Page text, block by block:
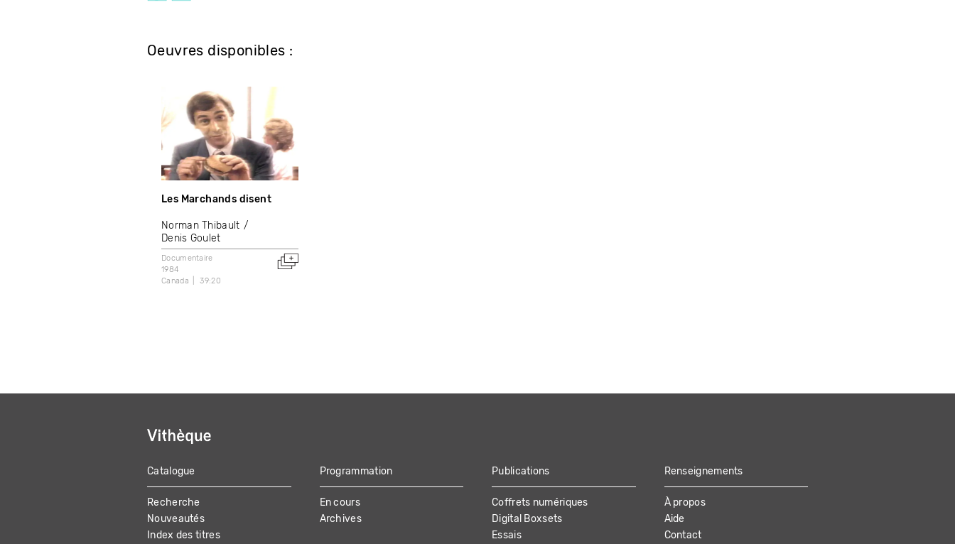
Oeuvres disponibles :
Les Marchands disent
Norman Thibault
Denis Goulet
Documentaire
1984
Canada
39:20
MAIN
NAVIGATION
Catalogue
Recherche
Nouveautés
Index des titres
Programmation
En cours
Archives
Publications
Coffrets numériques
Digital Boxsets
Essais
Renseignements
À propos
Aide
Contact